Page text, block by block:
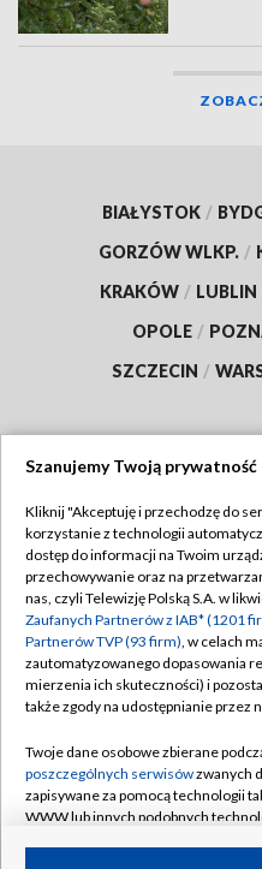
BIAŁYSTOK /
GORZÓW WLKP. /
KRAKÓW / LUBLIN
OPOLE /
SZCZECIN /
Abonament TVP
Emisja w TVP
Centrum informacji TVP
Naziemna Telewizja
Rada Programowa
System NOS
Informacje o nadawcy
Szanujemy Twoją prywatność
Kliknij "Akceptuję i przechodzę do
korzystanie z technologii
dostęp do informacji na Twoim
przechowywanie oraz na
nas, czyli Telewizję Polską S.A. w
Zaufanych Partnerów z IAB* (1201
Partnerów TVP (93 firm), w celach
zautomatyzowanego dopasowania
mierzenia ich skuteczności) i
także zgody na udostępnianie przez
Twoje dane osobowe zbierane
poszczególnych serwisówzwanych
zapisywane za pomocą technologii
WWW lub innych podobnych